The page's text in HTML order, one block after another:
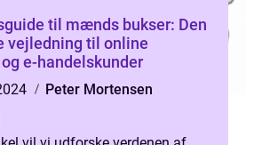
til mænds bukser: Den
vejledning til online
e-handelskunder
Peter Mortensen